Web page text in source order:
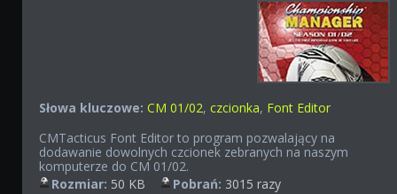
Słowa kluczowe: CM 01/02,czcionka, Font Editor
CMTacticus Font Editor to program pozwalający na
dodawanie dowolnych czcionek zebranych na naszym
komputerze do CM 01/02.
Rozmiar: 50 KB Pobrań: 3015 razy